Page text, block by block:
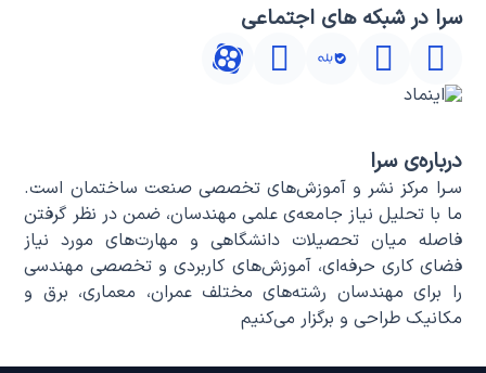
سرا در شبکه های اجتماعی
درباره‌ی سرا
سـرا مرکز نشر و آموزش‌های تخصصی صنعت ساختمان است.
ما با تحلیل نیاز جامعه‌ی علمی مهندسان، ضمن در نظر گرفتن
فاصله میان تحصیلات دانشگاهی و مهارت‌های مورد نیاز
فضای کاری حرفه‌ای، آموزش‌های کاربردی و تخصصی مهندسی
را برای مهندسان رشته‌های مختلف عمران، معماری، برق و
مکانیک طراحی و برگزار می‌کنیم